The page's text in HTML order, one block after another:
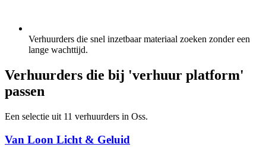
Verhuurders die snel inzetbaar materiaal zoeken zonder een
lange wachttijd.
Verhuurders die bij 'verhuur platform'
passen
Een selectie uit 11 verhuurders in Oss.
Van Loon Licht & Geluid